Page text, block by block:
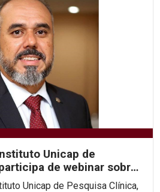
Unicap de
de webinar sobre
Unicap de Pesquisa Clínica,